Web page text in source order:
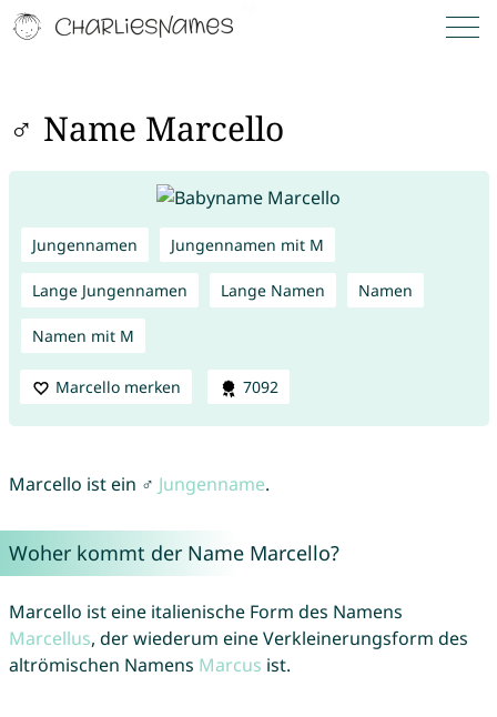
♂ Name Marcello
Jungennamen Jungennamen mit M
Lange Jungennamen Lange Namen Namen
Namen mit M
Marcello merken 7092
Marcello ist ein ♂ Jungenname.
Woher kommt der Name Marcello?
Marcello ist eine italienische Form des Namens
Marcellus, der wiederum eine Verkleinerungsform des
altrömischen Namens Marcus ist.